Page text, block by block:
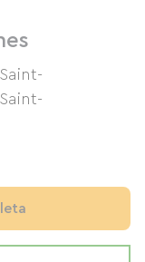
Saint-